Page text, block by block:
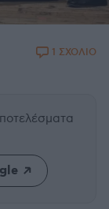
1 ΣΧΟΛΙΟ